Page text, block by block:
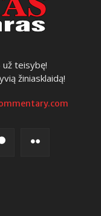
teisybę!
žiniasklaidą!